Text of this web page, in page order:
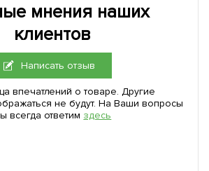
мнения наших
клиентов
Написать отзыв
впечатлений о товаре. Другие
не будут. На Ваши вопросы
всегда ответим здесь